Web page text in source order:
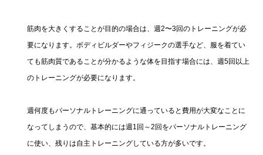
筋肉を大きくすることが目的の場合は、週2〜3回のトレーニングが必
要になります。ボディビルダーやフィジークの選手など、服を着てい
ても筋肉質であることが分かるような体を目指す場合には、週5回以上
のトレーニングが必要になります。
週何度もパーソナルトレーニングに通っていると費用が大変なことに
なってしまうので、基本的には週1回～2回をパーソナルトレーニング
に使い、残りは自主トレーニングしている方が多いです。